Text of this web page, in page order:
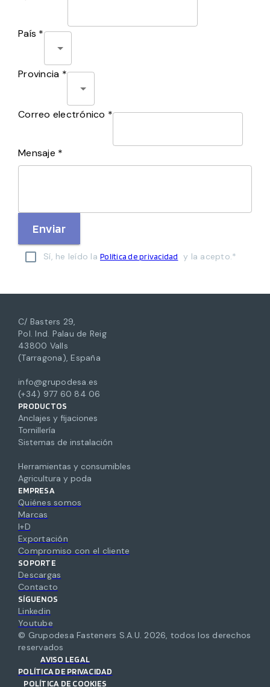
País *
Provincia *
Correo electrónico *
Mensaje *
Enviar
Sí, he leído la Política de privacidad y la acepto.*
C/ Basters 29,
Pol. Ind. Palau de Reig
43800 Valls
(Tarragona), España
info@grupodesa.es
(+34) 977 60 84 06
PRODUCTOS
Anclajes y fijaciones
Tornillería
Sistemas de instalación
Herramientas y consumibles
Agricultura y poda
EMPRESA
Quiénes somos
Marcas
I+D
Exportación
Compromiso con el cliente
SOPORTE
Descargas
Contacto
SÍGUENOS
Linkedin
Youtube
© Grupodesa Fasteners S.A.U. 2026, todos los derechos
reservados
AVISO LEGAL
POLÍTICA DE PRIVACIDAD
POLÍTICA DE COOKIES